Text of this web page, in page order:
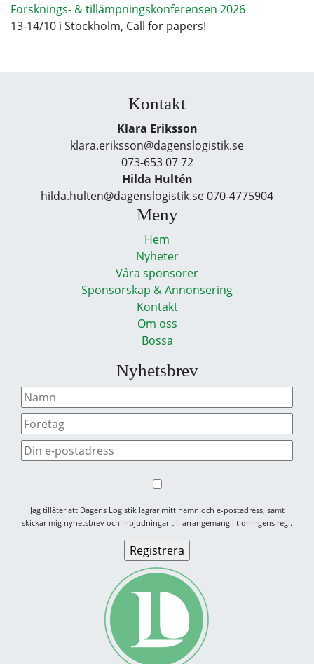
Forsknings- & tillämpningskonferensen 2026
13-14/10 i Stockholm, Call for papers!
Kontakt
Klara Eriksson
klara.eriksson@dagenslogistik.se
073-653 07 72
Hilda Hultén
hilda.hulten@dagenslogistik.se 070-4775904
Meny
Hem
Nyheter
Våra sponsorer
Sponsorskap & Annonsering
Kontakt
Om oss
Bossa
Nyhetsbrev
Jag tillåter att Dagens Logistik lagrar mitt namn och e-postadress, samt
skickar mig nyhetsbrev och inbjudningar till arrangemang i tidningens regi.